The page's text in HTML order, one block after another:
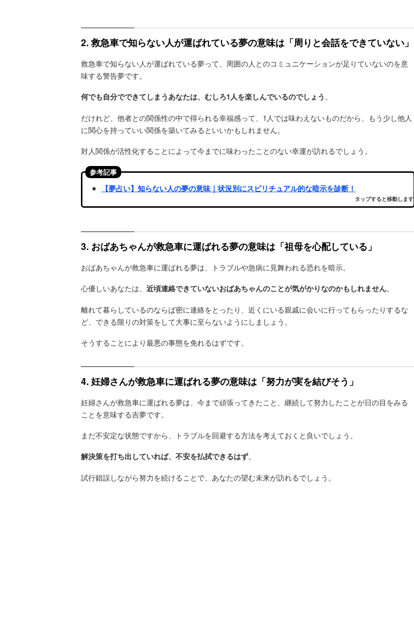
2. 救急車で知らない人が運ばれている夢の意味は「周りと会話をできていない」
救急車で知らない人が運ばれている夢って、周囲の人とのコミュニケーションが足りていないのを意
味する警告夢です。
何でも自分でできてしまうあなたは、むしろ1人を楽しんでいるのでしょう 。
だけれど、他者との関係性の中で得られる幸福感って、1人では味わえないものだから、もう少し他人
に関心を持っていい関係を築いてみるといいかもしれません。
対人関係が活性化することによって今までに味わったことのない幸運が訪れるでしょう。
参考記事
【夢占い】知らない人の夢の意味｜状況別にスピリチュアル的な暗示を診断！
タップすると移動します
3. おばあちゃんが救急車に運ばれる夢の意味は「祖母を心配している」
おばあちゃんが救急車に運ばれる夢は、トラブルや急病に見舞われる恐れを暗示。
心優しいあなたは、 近頃連絡できていないおばあちゃんのことが気がかりなのかもしれません。
離れて暮らしているのならば密に連絡をとったり、近くにいる親戚に会いに行ってもらったりするな
ど、できる限りの対策をして大事に至らないようにしましょう。
そうすることにより最悪の事態を免れるはずです。
4. 妊婦さんが救急車に運ばれる夢の意味は「努力が実を結びそう」
妊婦さんが救急車に運ばれる夢は、今まで頑張ってきたこと、継続して努力したことが日の目をみる
ことを意味する吉夢です。
まだ不安定な状態ですから、トラブルを回避する方法を考えておくと良いでしょう。
解決策を打ち出していれば、不安を払拭できるはず。
試行錯誤しながら努力を続けることで、あなたの望む未来が訪れるでしょう。